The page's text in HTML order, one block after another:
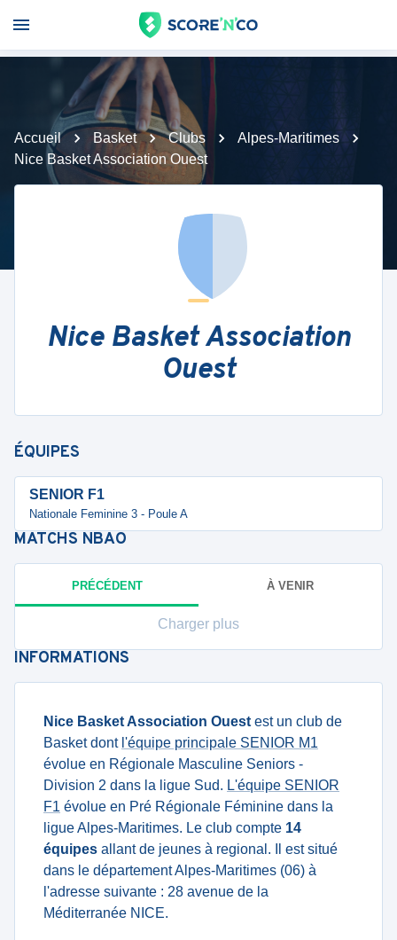
Accueil Basket Clubs
Alpes-Maritimes
Nice Basket Association Ouest
Nice Basket Association
Ouest
ÉQUIPES
SENIOR F1
Nationale Feminine 3 - Poule A
MATCHS NBAO
PRÉCÉDENT À VENIR
Charger plus
INFORMATIONS
Nice Basket Association Ouest est un club de
Basket dont l'équipe principale SENIOR M1
évolue en Régionale Masculine Seniors -
Division 2 dans la ligue Sud. L'équipe SENIOR
F1 évolue en Pré Régionale Féminine dans la
ligue Alpes-Maritimes. Le club compte 14
équipes allant de jeunes à regional. Il est situé
dans le département Alpes-Maritimes (06) à
l'adresse suivante : 28 avenue de la
Méditerranée NICE.